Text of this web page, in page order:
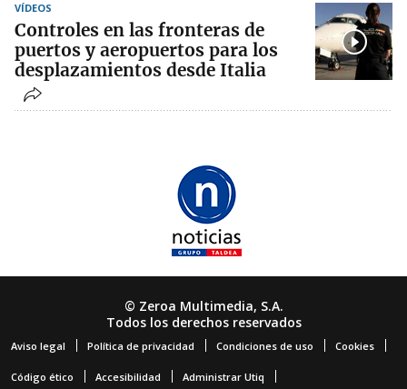
VÍDEOS
Controles en las fronteras de
puertos y aeropuertos para los
desplazamientos desde Italia
© Zeroa Multimedia, S.A.
Todos los derechos reservados
Aviso legal Política de privacidad Condiciones de uso Cookies
Código ético Accesibilidad Administrar Utiq